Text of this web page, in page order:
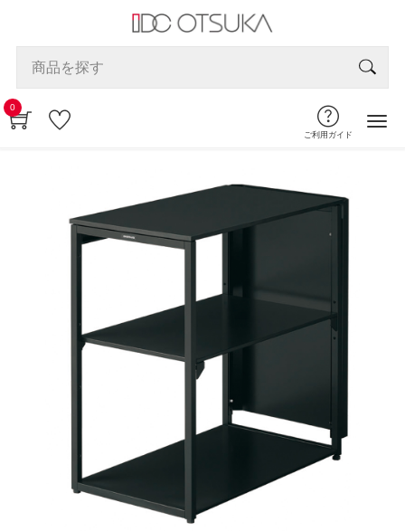
0
ご利用ガイド